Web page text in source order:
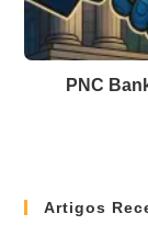
PNC
Artigos